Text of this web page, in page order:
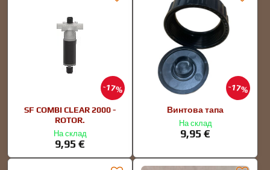
17%
SF COMBI CLEAR 2000 -
ROTOR.
На склад
9,95 €
17%
Винтова тапа
На склад
9,95 €